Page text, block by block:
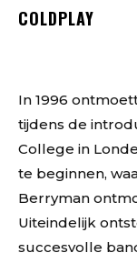
COLDPLAY
In 1996
tijdens de
College in
te beginnen,
Berryman
Uiteindelijk
succesvolle